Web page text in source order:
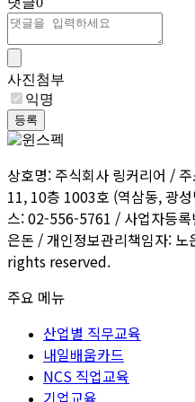
사진첨부
익명
등록
상호명: 주식회사 링커리어 /
11, 10층 1003호 (역삼동, 광
스: 02-556-5761 / 사업자등
은돈 / 개인정보관리책임자:
rights reserved.
주요 메뉴
산업별 직무교육
내일배움카드
NCS 직업교육
기업교육